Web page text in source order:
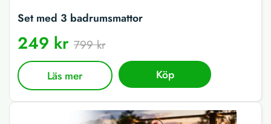
Set med 3 badrumsmattor
249 kr 799 kr
Läs mer Köp